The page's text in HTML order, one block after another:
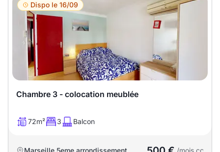
Dispo le 16/09
Chambre 3 - colocation meublée
72m² 3 Balcon
Marseille 5eme arrondissement /mois cc